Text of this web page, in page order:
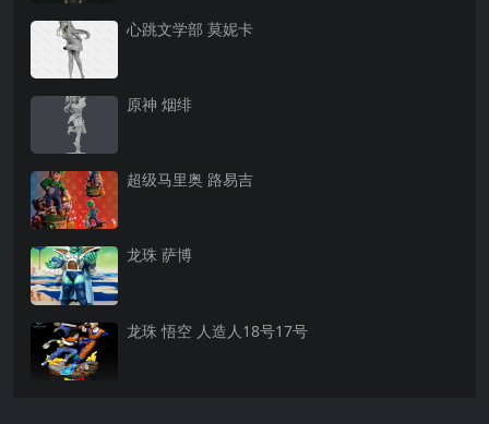
心跳文学部 莫妮卡
原神 烟绯
超级马里奥 路易吉
龙珠 萨博
龙珠 悟空 人造人18号17号